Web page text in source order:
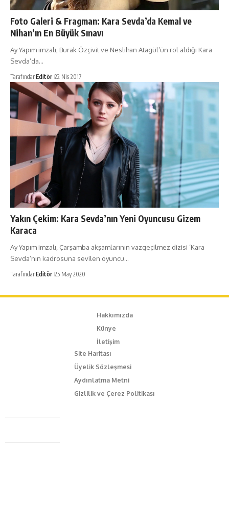
Foto Galeri & Fragman: Kara Sevda’da Kemal ve
Nihan’ın En Büyük Sınavı
Ay Yapım imzalı, Burak Özçivit ve Neslihan Atagül’ün rol aldığı Kara
Sevda’da…
TarafındanEditör 22 Nis 2017
Yakın Çekim: Kara Sevda’nın Yeni Oyuncusu Gizem
Karaca
Ay Yapım imzalı, Çarşamba akşamlarının vazgeçilmez dizisi ‘Kara
Sevda’nın kadrosuna sevilen oyuncu…
TarafındanEditör 25 May 2020
Hakkımızda
Künye
İletişim
Site Haritası
Üyelik Sözleşmesi
Aydınlatma Metni
Gizlilik ve Çerez Politikası
Caferağa Mah. Dr. Şakir Paşa Sok. No3/A Kadıköy İstanbul
+90 543 345 46 00